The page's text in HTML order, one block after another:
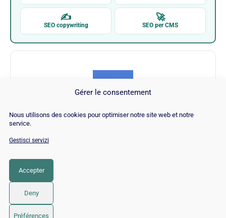
Gérer le consentement
Nous utilisons des cookies pour optimiser notre site web et notre
service.
Gestisci servizi
Accepter
Deny
Préférences
✍
SEO copywriting
🚀
SEO per CMS
JitBit
CATEGORIA
© 2026 Twaino